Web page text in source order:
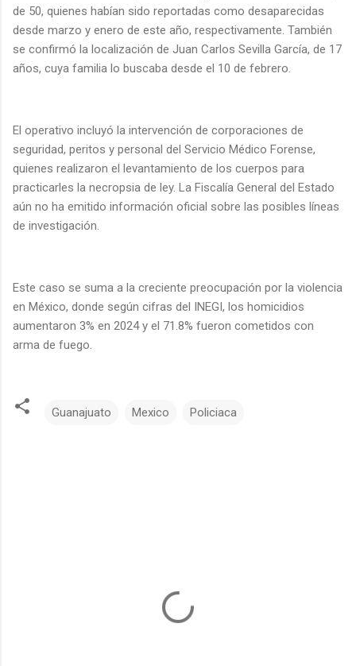
de 50, quienes habían sido reportadas como desaparecidas
desde marzo y enero de este año, respectivamente. También
se confirmó la localización de Juan Carlos Sevilla García, de 17
años, cuya familia lo buscaba desde el 10 de febrero.
El operativo incluyó la intervención de corporaciones de
seguridad, peritos y personal del Servicio Médico Forense,
quienes realizaron el levantamiento de los cuerpos para
practicarles la necropsia de ley. La Fiscalía General del Estado
aún no ha emitido información oficial sobre las posibles líneas
de investigación.
Este caso se suma a la creciente preocupación por la violencia
en México, donde según cifras del INEGI, los homicidios
aumentaron 3% en 2024 y el 71.8% fueron cometidos con
arma de fuego.
Guanajuato Mexico Policiaca